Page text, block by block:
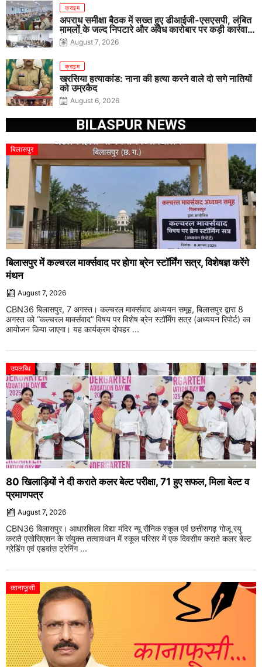
क्राइम
अपराध समीक्षा बैठक में सख्त हुए डीआईजी-एसएसपी, लंबित
मामलों के जल्द निपटारे और अवैध कारोबार पर कड़ी कार्रवाई
के निर्देश
August 7, 2026
क्राइम
खरसिया हत्याकांड: नाना की हत्या करने वाले दो सगे नातियों
को उम्रकैद
August 6, 2026
BILASPUR NEWS
बिलासपुर
बिलासपुर में कल्चरल मार्क्सवाद पर होगा ब्रेन स्टॉर्मिंग सत्र, विशेषज्ञ करेंगे
मंथन
August 7, 2026
CBN36 बिलासपुर, 7 अगस्त। कल्चरल मार्क्सवाद अध्ययन समूह, बिलासपुर द्वारा 8
अगस्त को “कल्चरल मार्क्सवाद” विषय पर विशेष ब्रेन स्टॉर्मिंग सत्र (अध्ययन रिपोर्ट) का
आयोजन किया जाएगा। यह कार्यक्रम दोपहर ...
उपलब्धि
80 खिलाड़ियों ने दी कराते कलर बेल्ट परीक्षा, 71 हुए सफल, मिला बेल्ट व
प्रमाणपत्र
August 7, 2026
CBN36 बिलासपुर। आधारशिला विद्या मंदिर न्यू सैनिक स्कूल एवं छत्तीसगढ़ गोजू रयु
कराते एसोसिएशन के संयुक्त तत्वावधान में स्कूल परिसर में एक दिवसीय कराते कलर बेल्ट
ग्रेडिंग एवं एडवांस ट्रेनिंग ...
कानाफूसी